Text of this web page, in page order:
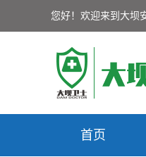
您好！欢迎来到大坝
首页